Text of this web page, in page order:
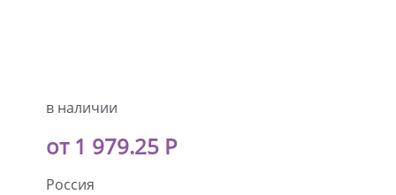
в наличии
от 1 979.25 Р
Россия